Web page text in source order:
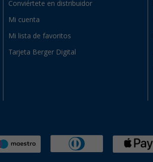
Conviértete en distribuidor
Mi cuenta
Mi lista de favoritos
Tarjeta Berger Digital